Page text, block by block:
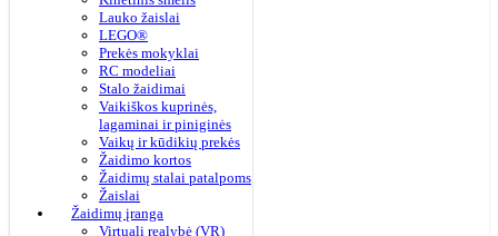
Lauko žaislai
LEGO®
Prekės mokyklai
RC modeliai
Stalo žaidimai
Vaikiškos kuprinės,
lagaminai ir piniginės
Vaikų ir kūdikių prekės
Žaidimo kortos
Žaidimų stalai patalpoms
Žaislai
Žaidimų įranga
Virtuali realybė (VR)